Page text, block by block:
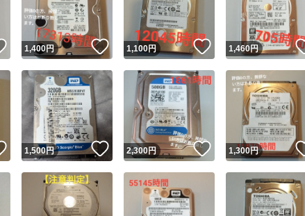
いいね！
1,400円 いいね！
1,100円 いいね！
1,460円
いいね！
1,500円 いいね！
2,300円 いいね！
1,300円